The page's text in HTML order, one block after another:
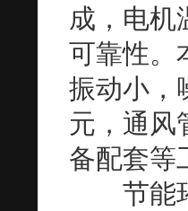
成，电机
可靠性。
振动小，
元，通风
备配套等
节能环